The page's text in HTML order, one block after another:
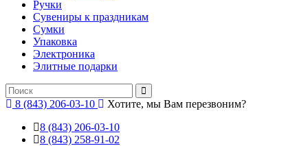
Ручки
Сувениры к праздникам
Сумки
Упаковка
Электроника
Элитные подарки
8 (843) 206-03-10
Хотите, мы Вам перезвоним?
8 (843) 206-03-10
8 (843) 258-91-02